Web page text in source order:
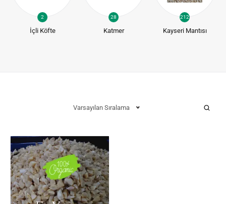
2
İçli Köfte
28
Katmer
212
Kayseri Mantısı
Varsayılan Sıralama